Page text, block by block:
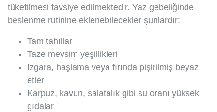
tüketilmesi tavsiye edilmektedir. Yaz gebeliğinde
beslenme rutinine eklenebilecekler şunlardır:
Tam tahıllar
Taze mevsim yeşillikleri
Izgara, haşlama veya fırında pişirilmiş beyaz
etler
Karpuz, kavun, salatalık gibi su oranı yüksek
gıdalar